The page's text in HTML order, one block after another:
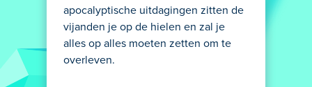
apocalyptische uitdagingen zitten de
vijanden je op de hielen en zal je
alles op alles moeten zetten om te
overleven.